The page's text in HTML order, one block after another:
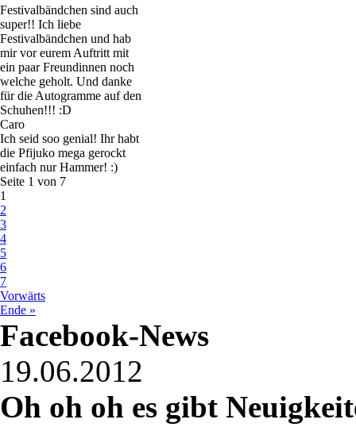
Festivalbändchen sind auch
super!! Ich liebe
Festivalbändchen und hab
mir vor eurem Auftritt mit
ein paar Freundinnen noch
welche geholt. Und danke
für die Autogramme auf den
Schuhen!!! :D
Caro
Ich seid soo genial! Ihr habt
die Pfijuko mega gerockt
einfach nur Hammer! :)
Seite 1 von 7
1
2
3
4
5
6
7
Vorwärts
Ende »
Facebook-News
19.06.2012
Oh oh oh es gibt